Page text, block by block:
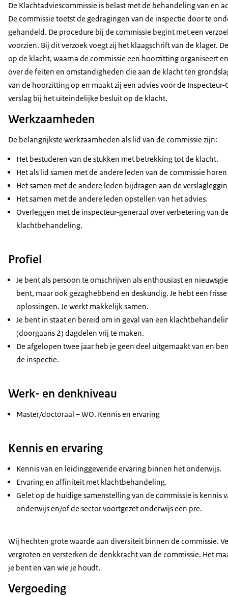
De Klachtadviescommissie is belast met de behandeling van en
De commissie toetst de gedragingen van de inspectie door te
gehandeld. De procedure bij de commissie begint met een
voorzien. Bij dit verzoek voegt zij het klaagschrift van de klager.
op de klacht, waarna de commissie een hoorzitting organiseert
over de feiten en omstandigheden die aan de klacht ten
van de hoorzitting op en maakt zij een advies voor de
verslag bij het uiteindelijke besluit op de klacht.
Werkzaamheden
De belangrijkste werkzaamheden als lid van de commissie zijn:
Het bestuderen van de stukken met betrekking tot de klacht.
Het als lid samen met de andere leden van de commissie
Het samen met de andere leden bijdragen aan de
Het samen met de andere leden opstellen van het advies.
Overleggen met de inspecteur-generaal over verbetering van
klachtbehandeling.
Profiel
Je bent als persoon te omschrijven als enthousiast en
bent, maar ook gezaghebbend en deskundig. Je hebt een
oplossingen. Je werkt makkelijk samen.
Je bent in staat en bereid om in geval van een
(doorgaans 2) dagdelen vrij te maken.
De afgelopen twee jaar heb je geen deel uitgemaakt van en
de inspectie.
Werk- en denkniveau
Master/doctoraal – WO. Kennis en ervaring
Kennis en ervaring
Kennis van en leidinggevende ervaring binnen het onderwijs.
Ervaring en affiniteit met klachtbehandeling.
Gelet op de huidige samenstelling van de commissie is
onderwijs en/of de sector voortgezet onderwijs een pre.
Wij hechten grote waarde aan diversiteit binnen de commissie.
vergroten en versterken de denkkracht van de commissie. Het
je bent en van wie je houdt.
Vergoeding